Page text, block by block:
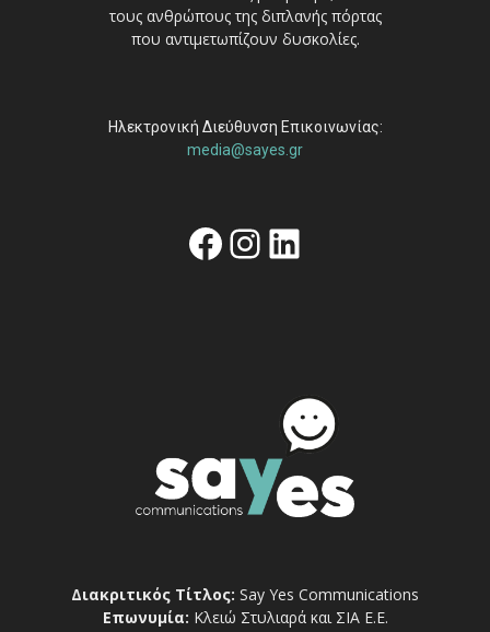
τους ανθρώπους της διπλανής πόρτας
που αντιμετωπίζουν δυσκολίες.
Ηλεκτρονική Διεύθυνση Επικοινωνίας:
media@sayes.gr
Facebook
Instagram
Linkedin
Διακριτικός Τίτλος: Say Yes Communications
Επωνυμία: Κλειώ Στυλιαρά και ΣΙΑ Ε.Ε.